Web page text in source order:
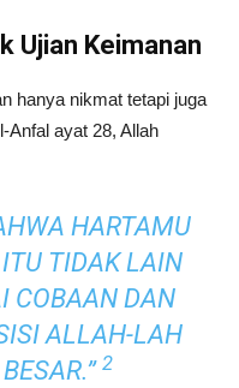
Ujian Keimanan
hanya nikmat tetapi juga
Anfal ayat 28, Allah
HARTAMU
TIDAK LAIN
COBAAN DAN
ALLAH-LAH
2